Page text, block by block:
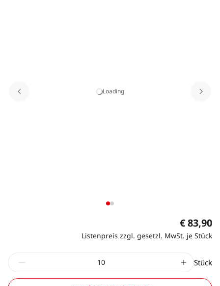
Loading
€ 83,90
Listenpreis zzgl. gesetzl. MwSt. je Stück
Stück